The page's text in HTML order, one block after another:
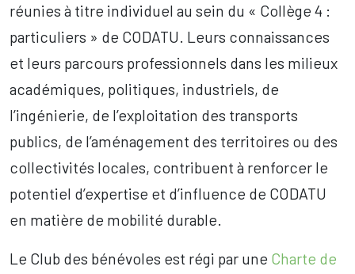
réunies à titre individuel au sein du « Collège 4 :
particuliers » de CODATU. Leurs connaissances
et leurs parcours professionnels dans les milieux
académiques, politiques, industriels, de
l’ingénierie, de l’exploitation des transports
publics, de l’aménagement des territoires ou des
collectivités locales, contribuent à renforcer le
potentiel d’expertise et d’influence de CODATU
en matière de mobilité durable.
Le Club des bénévoles est régi par une Charte de